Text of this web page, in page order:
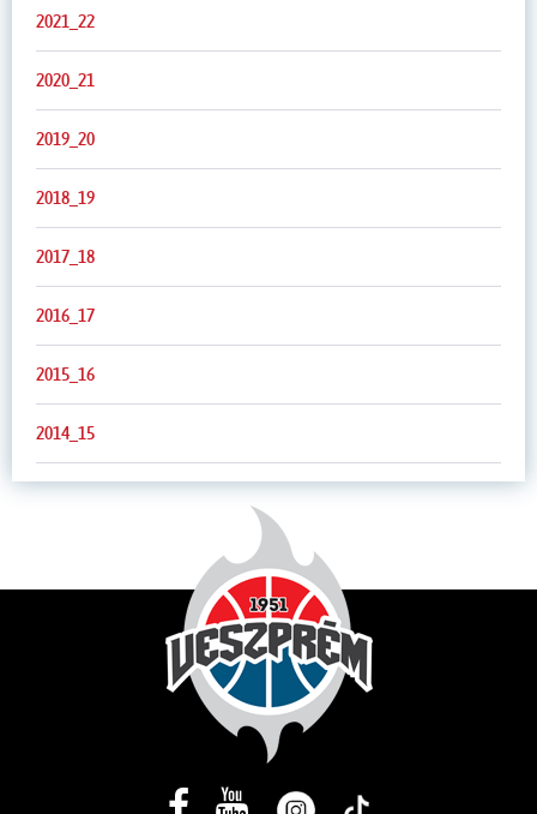
2021_22
2020_21
2019_20
2018_19
2017_18
2016_17
2015_16
2014_15